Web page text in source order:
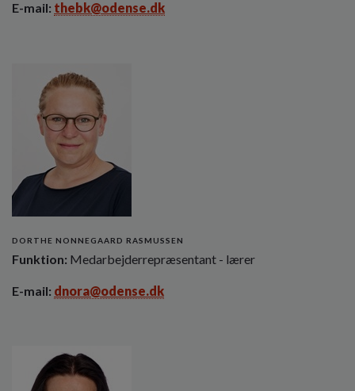
E-mail: thebk@odense.dk
DORTHE NONNEGAARD RASMUSSEN
Funktion: Medarbejderrepræsentant - lærer
E-mail: dnora@odense.dk